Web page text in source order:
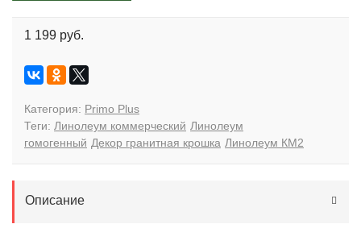
1 199 руб.
Категория: Primo Plus
Теги: Линолеум коммерческий Линолеум
гомогенный Декор гранитная крошка Линолеум КМ2
Описание